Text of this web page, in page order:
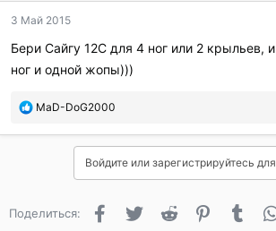
а
и
л
:
3 Май 2015
Бери Сайгу 12С для 4 ног или 2 крыльев,
ног и одной жопы)))
П
б
д
MaD-DoG2000
Войдите или зарегистрируйтесь
Поделиться: FacebookTwitter Reddit Pinterest